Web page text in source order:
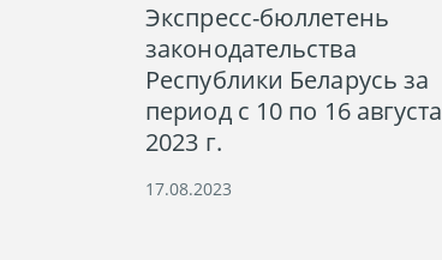
Экспресс-бюллетень
законодательства
Республики Беларусь за
период с 10 по 16 августа
2023 г.
17.08.2023